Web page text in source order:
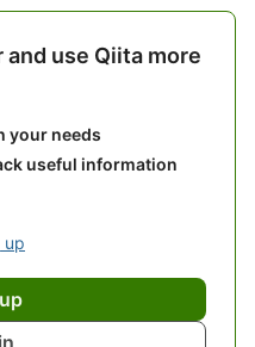
and use Qiita more
your needs
useful information
up